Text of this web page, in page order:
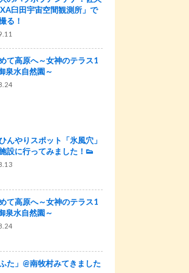
臼田宇宙空間観測所」で
る！
て高原へ～女神のテラス1
泉水自然園～
んやりスポット「氷風穴」
設に行ってみました！👟
て高原へ～女神のテラス1
泉水自然園～
ふた」@南牧村みてきました